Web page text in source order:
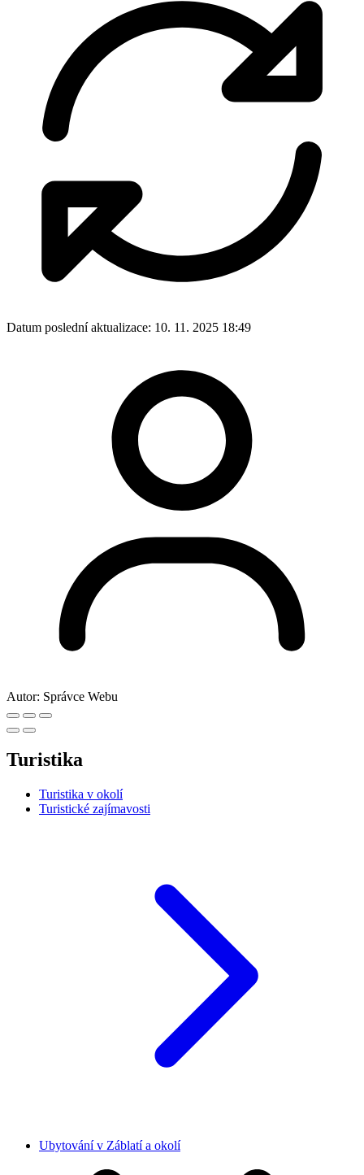
Datum poslední aktualizace: 10. 11. 2025 18:49
Autor: Správce Webu
Turistika
Turistika v okolí
Turistické zajímavosti
Ubytování v Záblatí a okolí